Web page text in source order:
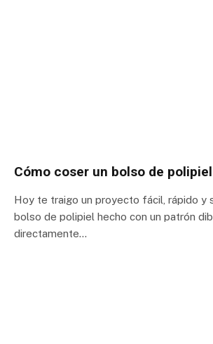
Cómo coser un bolso de
Hoy te traigo un proyecto fácil, rápido y
bolso de polipiel hecho con un patrón
directamente…